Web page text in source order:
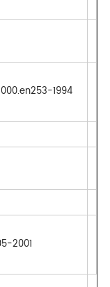
1994
2001